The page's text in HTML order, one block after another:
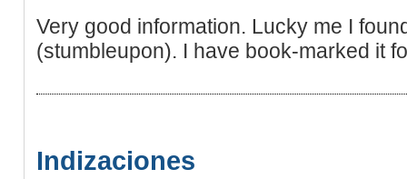
Very good information. Lucky me I
(stumbleupon). I have book-marked it
Indizaciones